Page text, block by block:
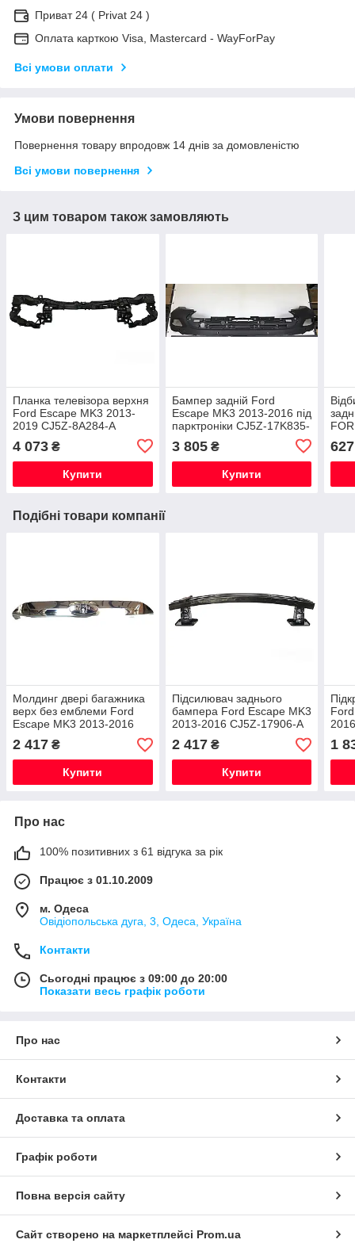
Приват 24 ( Privat 24 )
Оплата карткою Visa, Mastercard - WayForPay
Всі умови оплати
Умови повернення
Повернення товару впродовж 14 днів за домовленістю
Всі умови повернення
З цим товаром також замовляють
Планка телевізора верхня
Ford Escape MK3 2013-
2019 CJ5Z-8A284-A
4 073 ₴
Купити
Бампер задній Ford
Escape MK3 2013-2016 під
парктроніки CJ5Z-17K835-
3 805₴
Купити
627
Подібні товари компанії
Молдинг двері багажника
верх без емблеми Ford
Escape MK3 2013-2016
CJ5Z-13508-FPTM
2 417 ₴
Купити
Підсилювач заднього
бампера Ford Escape MK3
2013-2016 CJ5Z-17906-A
2 417₴
Купити
1
Про нас
100% позитивних з 61 відгука за рік
Працює з 01.10.2009
м. Одеса
Овідіопольська дуга, 3, Одеса, Україна
Контакти
Сьогодні працює з 09:00 до 20:00
Показати весь графік роботи
Про нас
Контакти
Доставка та оплата
Графік роботи
Повна версія сайту
Сайт створено на маркетплейсі Prom.ua